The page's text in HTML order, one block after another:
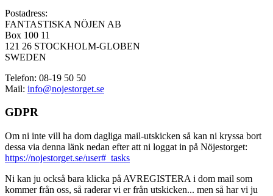
Postadress:
FANTASTISKA NÖJEN AB
Box 100 11
121 26 STOCKHOLM-GLOBEN
SWEDEN
Telefon: 08-19 50 50
Mail: info@nojestorget.se
GDPR
Om ni inte vill ha dom dagliga mail-utskicken så kan ni kryssa bort
dessa via denna länk nedan efter att ni loggat in på Nöjestorget:
https://nojestorget.se/user#_tasks
Ni kan ju också bara klicka på AVREGISTERA i dom mail som
kommer från oss, så raderar vi er från utskicken... men så har vi ju